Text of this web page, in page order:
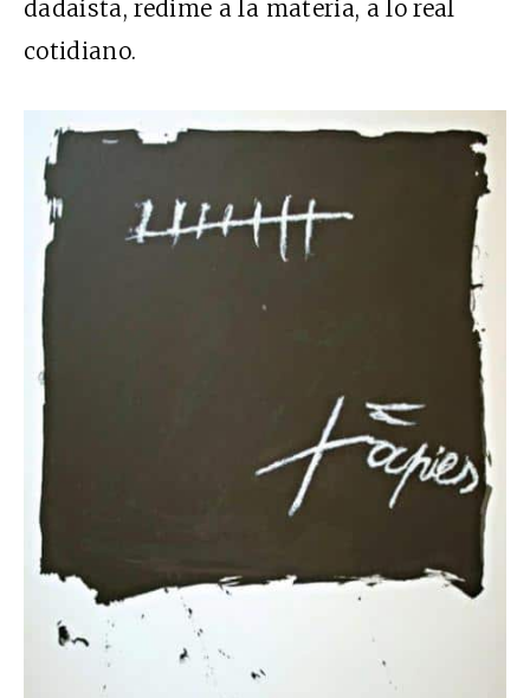
dadaísta, redime a la materia, a lo real
cotidiano.